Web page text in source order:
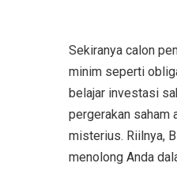
Sekiranya calon
minim seperti
belajar investasi
pergerakan saham
misterius. Riilnya,
menolong Anda